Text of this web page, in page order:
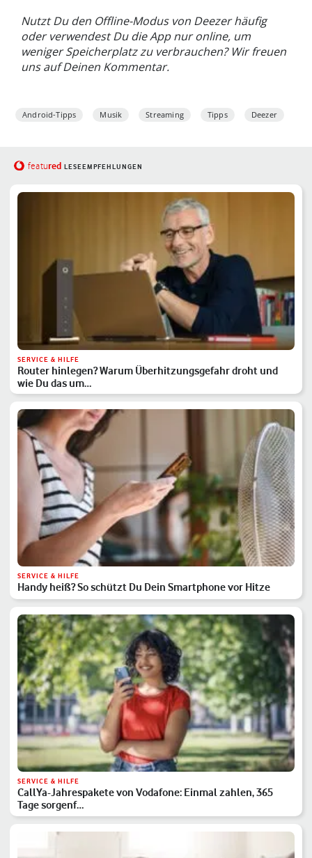
Nutzt Du den Offline-Modus von Deezer häufig
oder verwendest Du die App nur online, um
weniger Speicherplatz zu verbrauchen? Wir freuen
uns auf Deinen Kommentar.
Android-Tipps Musik Streaming Tipps Deezer
featured LESEEMPFEHLUNGEN
SERVICE & HILFE
Router hinlegen? Warum Überhitzungsgefahr droht und
wie Du das um…
SERVICE & HILFE
Handy heiß? So schützt Du Dein Smartphone vor Hitze
SERVICE & HILFE
CallYa-Jahrespakete von Vodafone: Einmal zahlen, 365
Tage sorgenf…